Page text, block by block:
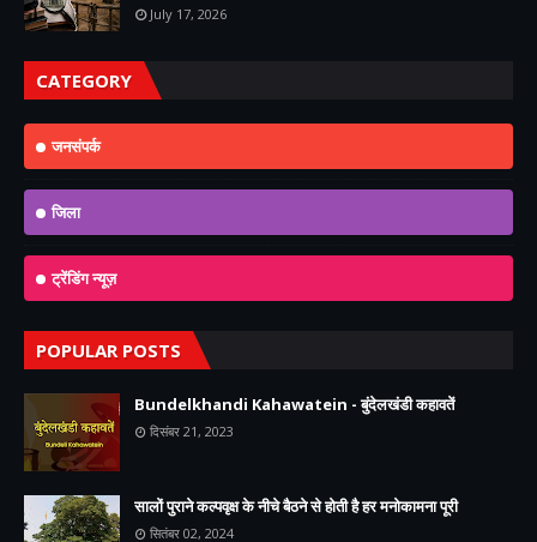
July 17, 2026
CATEGORY
जनसंपर्क
जिला
ट्रेंडिंग न्यूज़
POPULAR POSTS
Bundelkhandi Kahawatein - बुंदेलखंडी कहावतें
दिसंबर 21, 2023
सालों पुराने कल्पवृक्ष के नीचे बैठने से होती है हर मनोकामना पूरी
सितंबर 02, 2024